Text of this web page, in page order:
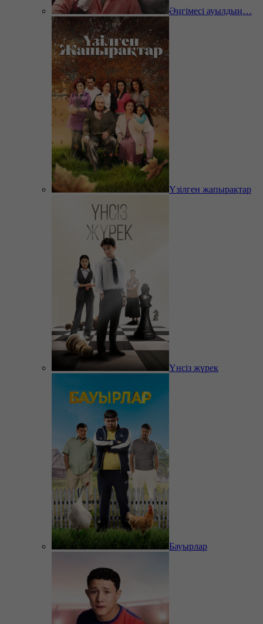
Әңгімесі ауылдың…
Үзілген жапырақтар
Үнсіз жүрек
Бауырлар